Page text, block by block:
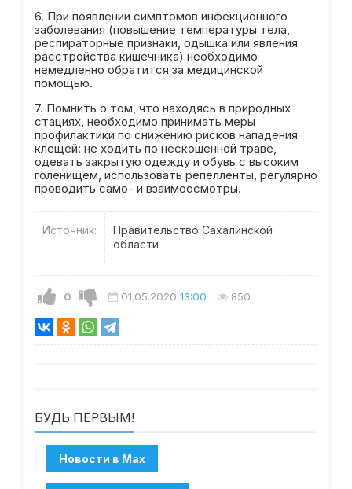
6. При появлении симптомов инфекционного
заболевания (повышение температуры тела,
респираторные признаки, одышка или явления
расстройства кишечника) необходимо
немедленно обратится за медицинской
помощью.
7. Помнить о том, что находясь в природных
стациях, необходимо принимать меры
профилактики по снижению рисков нападения
клещей: не ходить по нескошенной траве,
одевать закрытую одежду и обувь с высоким
голенищем, использовать репелленты, регулярно
проводить само- и взаимоосмотры.
Источник:
Правительство Сахалинской
области
0 01.05.2020 13:00 850
БУДЬ ПЕРВЫМ!